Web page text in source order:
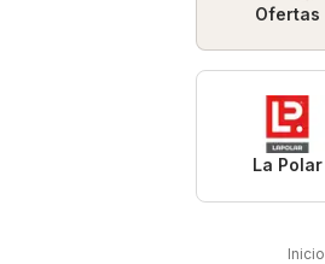
Ofertas
La Polar
Inicio